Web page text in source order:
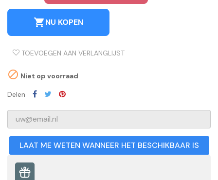
shopping_cartNU KOPEN
TOEVOEGEN AAN VERLANGLIJST
 Niet op voorraad
Delen
LAAT ME WETEN WANNEER HET BESCHIKBAAR IS